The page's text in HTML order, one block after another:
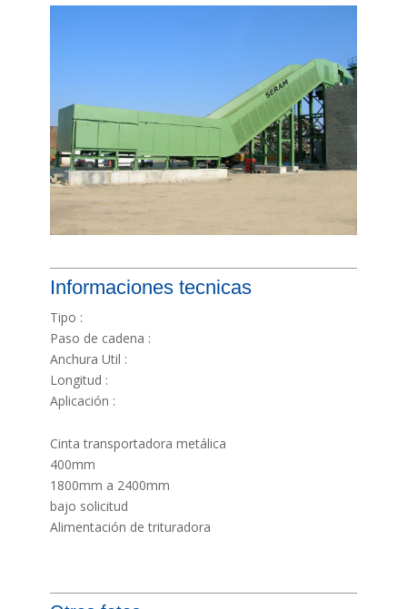
Informaciones tecnicas
Tipo :
Paso de cadena :
Anchura Util :
Longitud :
Aplicación :
Cinta transportadora metálica
400mm
1800mm a 2400mm
bajo solicitud
Alimentación de trituradora